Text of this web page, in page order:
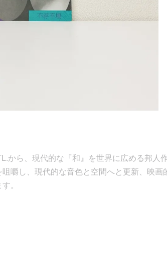
から、現代的な『和』を世界に広める邦人
嚼し、現代的な音色と空間へと更新、映
。